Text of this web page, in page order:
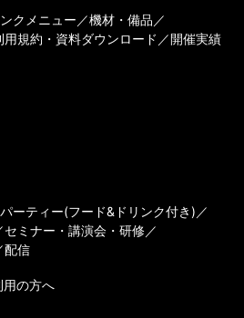
クメニュー
機材・備品
用規約・資料ダウンロード 開催実績
ーティー(フード&ドリンク付き)
セミナー・講演会・研修
配信
用の方へ